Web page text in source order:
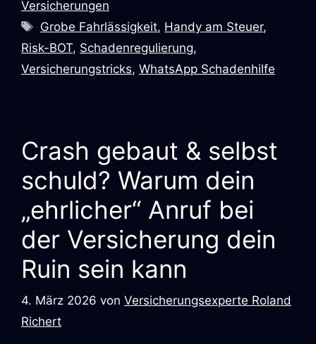
Versicherungen
Grobe Fahrlässigkeit, Handy am Steuer,
Risk-BOT, Schadenregulierung,
Versicherungstricks, WhatsApp Schadenhilfe
Crash gebaut & selbst
schuld? Warum dein
„ehrlicher“ Anruf bei
der Versicherung dein
Ruin sein kann
4. März 2026 von Versicherungsexperte Roland
Richert